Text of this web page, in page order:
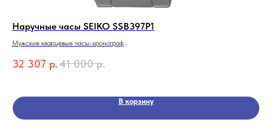
Наручные часы SEIKO SSB397P1
Мужские кварцевые часы-хронограф
Серия Discover More
32 307 р.41 000 р.
В корзину